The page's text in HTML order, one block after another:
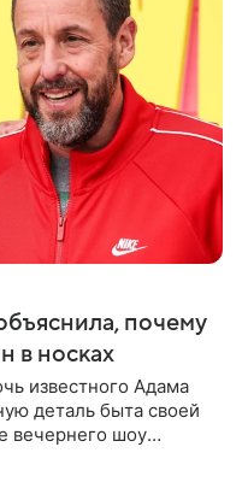
почему
в носках
известного Адама
деталь быта своей
вечернего шоу